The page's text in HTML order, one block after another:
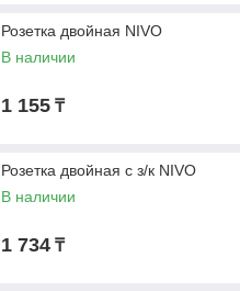
Розетка двойная NIVO
В наличии
1 155 ₸
Розетка двойная с з/к NIVO
В наличии
1 734 ₸